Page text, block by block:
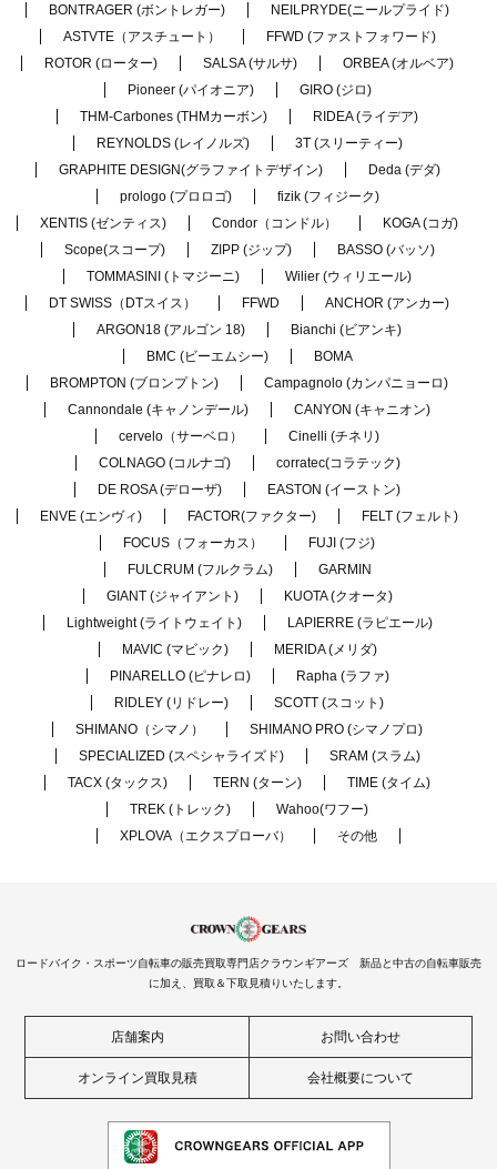
BONTRAGER (ボントレガー)
NEILPRYDE(ニールプライド)
ASTVTE（アスチュート）
FFWD (ファストフォワード)
ROTOR (ローター)
SALSA (サルサ)
ORBEA (オルベア)
Pioneer (パイオニア)
GIRO (ジロ)
THM-Carbones (THMカーボン)
RIDEA (ライデア)
REYNOLDS (レイノルズ)
3T (スリーティー)
GRAPHITE DESIGN(グラファイトデザイン)
Deda (デダ)
prologo (プロロゴ)
fizik (フィジーク)
XENTIS (ゼンティス)
Condor（コンドル）
KOGA (コガ)
Scope(スコープ)
ZIPP (ジップ)
BASSO (バッソ)
TOMMASINI (トマジーニ)
Wilier (ウィリエール)
DT SWISS（DTスイス）
FFWD
ANCHOR (アンカー)
ARGON18 (アルゴン 18)
Bianchi (ビアンキ)
BMC (ビーエムシー)
BOMA
BROMPTON (ブロンプトン)
Campagnolo (カンパニョーロ)
Cannondale (キャノンデール)
CANYON (キャニオン)
cervelo（サーベロ）
Cinelli (チネリ)
COLNAGO (コルナゴ)
corratec(コラテック)
DE ROSA (デローザ)
EASTON (イーストン)
ENVE (エンヴィ)
FACTOR(ファクター)
FELT (フェルト)
FOCUS（フォーカス）
FUJI (フジ)
FULCRUM (フルクラム)
GARMIN
GIANT (ジャイアント)
KUOTA (クオータ)
Lightweight (ライトウェイト)
LAPIERRE (ラピエール)
MAVIC (マビック)
MERIDA (メリダ)
PINARELLO (ピナレロ)
Rapha (ラファ)
RIDLEY (リドレー)
SCOTT (スコット)
SHIMANO（シマノ）
SHIMANO PRO (シマノプロ)
SPECIALIZED (スペシャライズド)
SRAM (スラム)
TACX (タックス)
TERN (ターン)
TIME (タイム)
TREK (トレック)
Wahoo(ワフー)
XPLOVA（エクスプローバ）
その他
ロードバイク・スポーツ自転車の販売買取専門店クラウンギアーズ 新品と中古の自転車販売
に加え、買取＆下取見積りいたします。
店舗案内 お問い合わせ
オンライン買取見積 会社概要について